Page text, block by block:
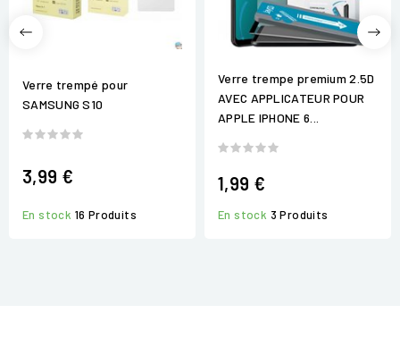
Verre trempé pour
SAMSUNG S10
3,99 €
En stock 16 Produits
Verre trempe premium 2.5D
AVEC APPLICATEUR POUR
APPLE IPHONE 6...
1,99 €
En stock 3 Produits